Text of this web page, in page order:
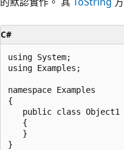
C#
using System;
using Examples;
namespace Examples
{
   public class Object1
   {
   }
}